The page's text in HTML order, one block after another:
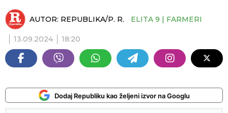
AUTOR: REPUBLIKA/P. R. ELITA 9 | FARMERI
13.09.2024 18:20
Dodaj Republiku kao željeni izvor na Googlu